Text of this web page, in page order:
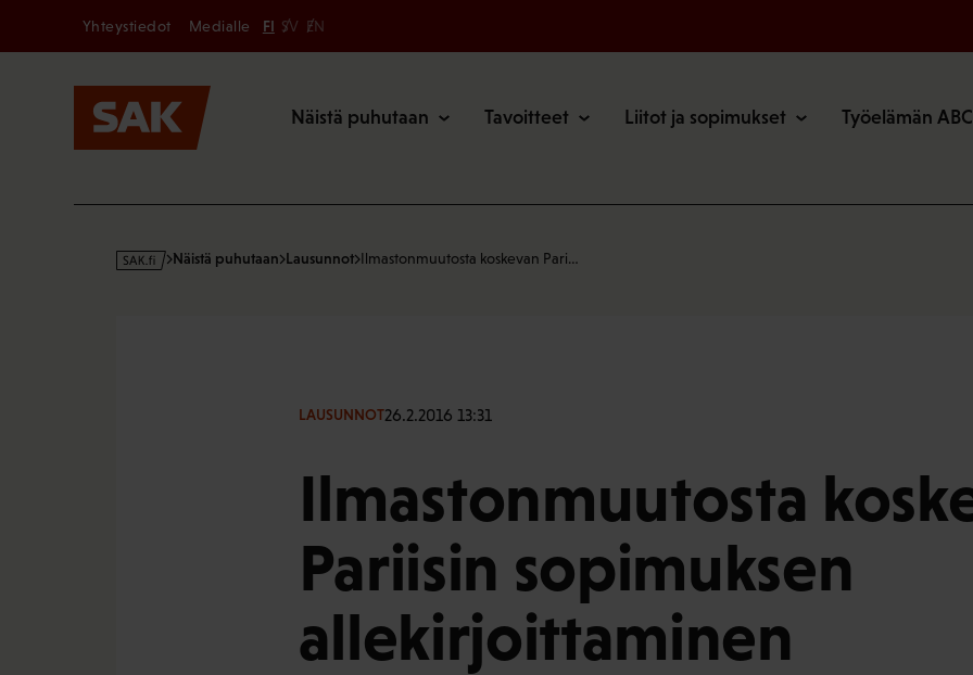
Secondary
Yhteystiedot Medialle FI SV EN
Näistä puhutaan Tavoitteet Liitot ja sopimukset Työelämän ABC
s
Näistä puhutaan Lausunnot Ilmastonmuutosta koskevan Pari…
LAUSUNNOT26.2.2016 13:31
Ilmastonmuutosta
Pariisin sopimuksen
allekirjoittaminen